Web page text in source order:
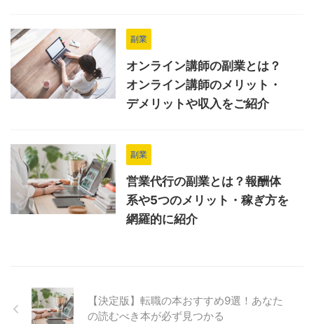
副業
オンライン講師の副業とは？
オンライン講師のメリット・
デメリットや収入をご紹介
副業
営業代行の副業とは？報酬体
系や5つのメリット・稼ぎ方を
網羅的に紹介
【決定版】転職の本おすすめ9選！あなた
の読むべき本が必ず見つかる